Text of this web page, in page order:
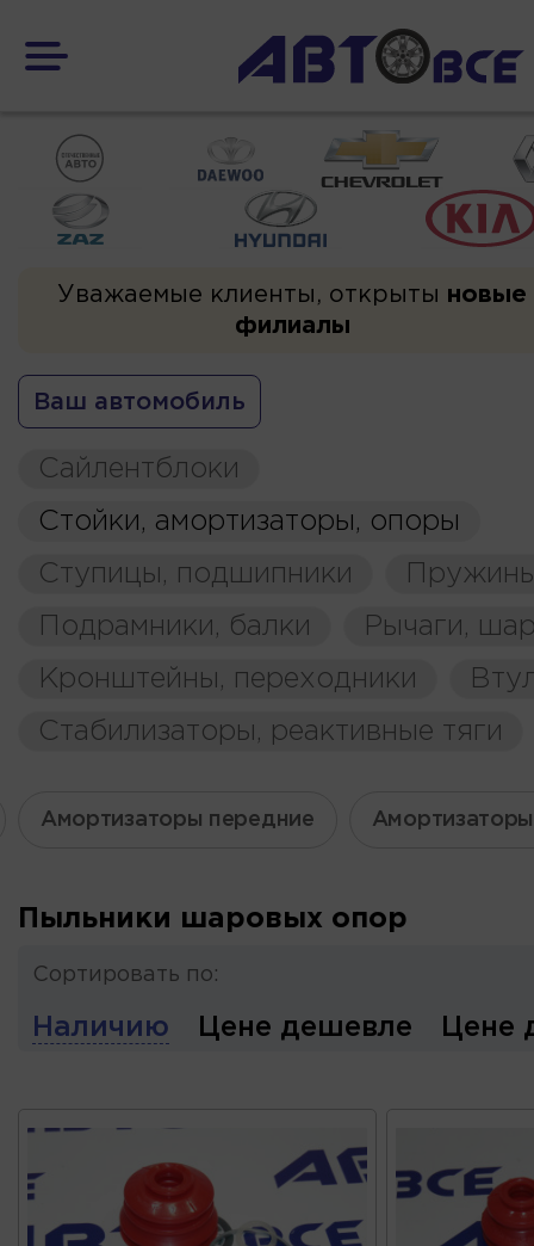
Уважаемые клиенты, открыты новые
филиалы
Ваш автомобиль
Сайлентблоки
Стойки, амортизаторы, опоры
Ступицы, подшипники
Подрамники, балки
Рычаги,
Кронштейны, переходники
Стабилизаторы, реактивные тяги
Амортизаторы передние
Пыльники шаровых опор
Сортировать по:
Наличию Цене дешевле Цене